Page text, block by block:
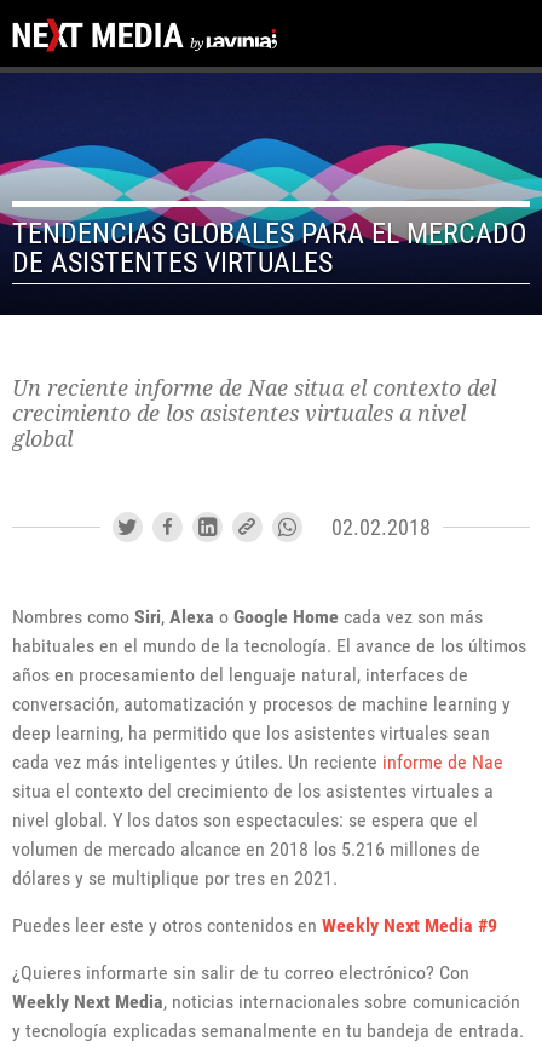
TENDENCIAS GLOBALES PARA EL MERCADO
DE ASISTENTES VIRTUALES
Un reciente informe de Nae situa el contexto del
crecimiento de los asistentes virtuales a nivel
global
02.02.2018
Nombres como Siri, Alexa o Google Home cada vez son más
habituales en el mundo de la tecnología. El avance de los últimos
años en procesamiento del lenguaje natural, interfaces de
conversación, automatización y procesos de machine learning y
deep learning, ha permitido que los asistentes virtuales sean
cada vez más inteligentes y útiles. Un reciente informe de Nae
situa el contexto del crecimiento de los asistentes virtuales a
nivel global. Y los datos son espectacules: se espera que el
volumen de mercado alcance en 2018 los 5.216 millones de
dólares y se multiplique por tres en 2021.
Puedes leer este y otros contenidos en Weekly Next Media #9
¿Quieres informarte sin salir de tu correo electrónico? Con
Weekly Next Media, noticias internacionales sobre comunicación
y tecnología explicadas semanalmente en tu bandeja de entrada.